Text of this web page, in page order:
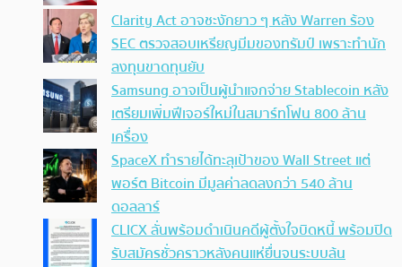
Clarity Act อาจชะงักยาว ๆ หลัง Warren ร้อง
SEC ตรวจสอบเหรียญมีมของทรัมป์ เพราะทำนัก
ลงทุนขาดทุนยับ
Samsung อาจเป็นผู้นำแจกจ่าย Stablecoin หลัง
เตรียมเพิ่มฟีเจอร์ใหม่ในสมาร์ทโฟน 800 ล้าน
เครื่อง
SpaceX ทำรายได้ทะลุเป้าของ Wall Street แต่
พอร์ต Bitcoin มีมูลค่าลดลงกว่า 540 ล้าน
ดอลลาร์
CLICX ลั่นพร้อมดำเนินคดีผู้ตั้งใจบิดหนี้ พร้อมปิด
รับสมัครชั่วคราวหลังคนแห่ยื่นจนระบบล้น